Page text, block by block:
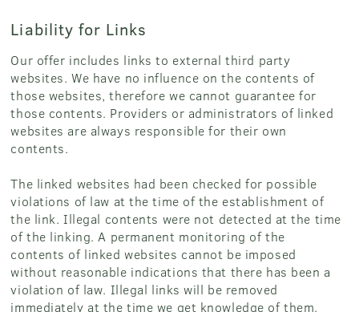
Liability for Links
Our offer includes links to external third party
websites. We have no influence on the contents of
those websites, therefore we cannot guarantee for
those contents. Providers or administrators of linked
websites are always responsible for their own
contents.
The linked websites had been checked for possible
violations of law at the time of the establishment of
the link. Illegal contents were not detected at the time
of the linking. A permanent monitoring of the
contents of linked websites cannot be imposed
without reasonable indications that there has been a
violation of law. Illegal links will be removed
immediately at the time we get knowledge of them.